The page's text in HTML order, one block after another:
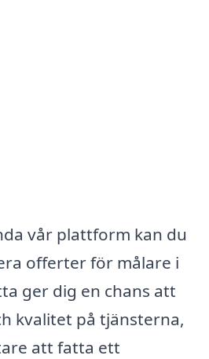
vår plattform kan du
offerter för målare i
ger dig en chans att
kvalitet på tjänsterna,
att fatta ett